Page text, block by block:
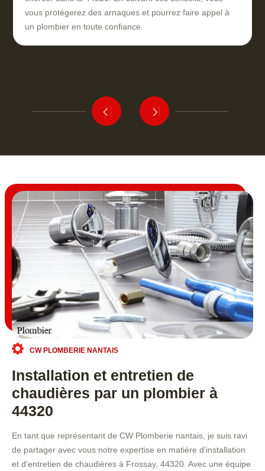
vous protégerez des arnaques et pourrez faire appel à
un plombier en toute confiance.
CW PLOMBERIE NANTAIS
Installation et entretien de
chaudières par un plombier à
44320
En tant que représentant de CW Plomberie nantais, je suis ravi
de partager avec vous notre expertise en matière d'installation
et d'entretien de chaudières à Frossay, 44320. Avec une équipe